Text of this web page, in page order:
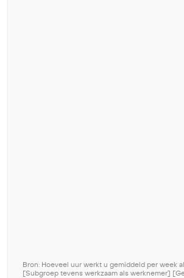
Bron: Hoeveel uur werkt u gemiddeld per week
[Subgroep tevens werkzaam als werknemer]